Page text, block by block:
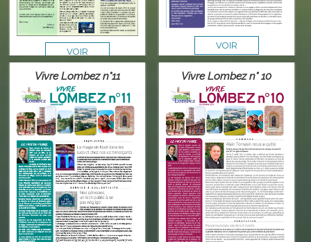
VOIR
VOIR
Vivre Lombez n°11 Vivre Lombez n° 10